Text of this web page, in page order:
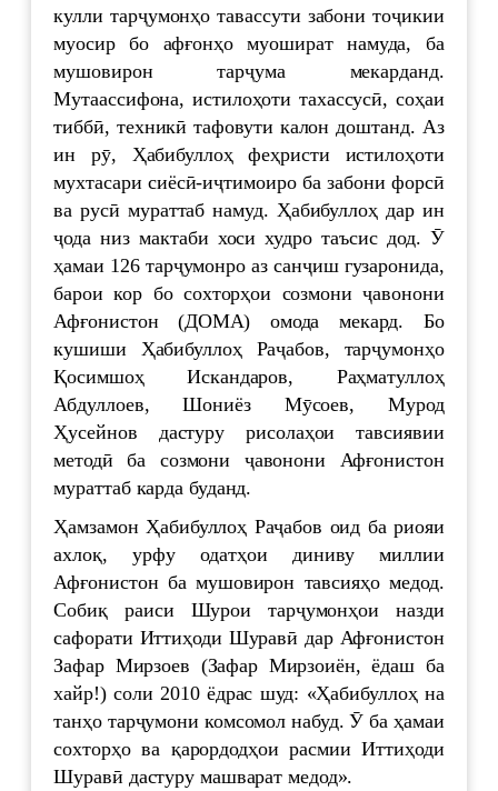
кулли тарҷумонҳо тавассути забони тоҷикии
муосир бо афғонҳо муошират намуда, ба
мушовирон тарҷума мекарданд.
Мутаассифона, истилоҳоти тахассусӣ, соҳаи
тиббӣ, техникӣ тафовути калон доштанд. Аз
ин рӯ, Ҳабибуллоҳ феҳристи истилоҳоти
мухтасари сиёсӣ-иҷтимоиро ба забони форсӣ
ва русӣ мураттаб намуд. Ҳабибуллоҳ дар ин
ҷода низ мактаби хоси худро таъсис дод. Ӯ
ҳамаи 126 тарҷумонро аз санҷиш гузаронида,
барои кор бо сохторҳои созмони ҷавонони
Афғонистон (ДОМА) омода мекард. Бо
кушиши Ҳабибуллоҳ Раҷабов, тарҷумонҳо
Қосимшоҳ Искандаров, Раҳматуллоҳ
Абдуллоев, Шониёз Мӯсоев, Мурод
Ҳусейнов дастуру рисолаҳои тавсиявии
методӣ ба созмони ҷавонони Афғонистон
мураттаб карда буданд.
Ҳамзамон Ҳабибуллоҳ Раҷабов оид ба риояи
ахлоқ, урфу одатҳои диниву миллии
Афғонистон ба мушовирон тавсияҳо медод.
Собиқ раиси Шурои тарҷумонҳои назди
сафорати Иттиҳоди Шуравӣ дар Афғонистон
Зафар Мирзоев (Зафар Мирзоиён, ёдаш ба
хайр!) соли 2010 ёдрас шуд: «Ҳабибуллоҳ на
танҳо тарҷумони комсомол набуд. Ӯ ба ҳамаи
сохторҳо ва қарордодҳои расмии Иттиҳоди
Шуравӣ дастуру машварат медод».